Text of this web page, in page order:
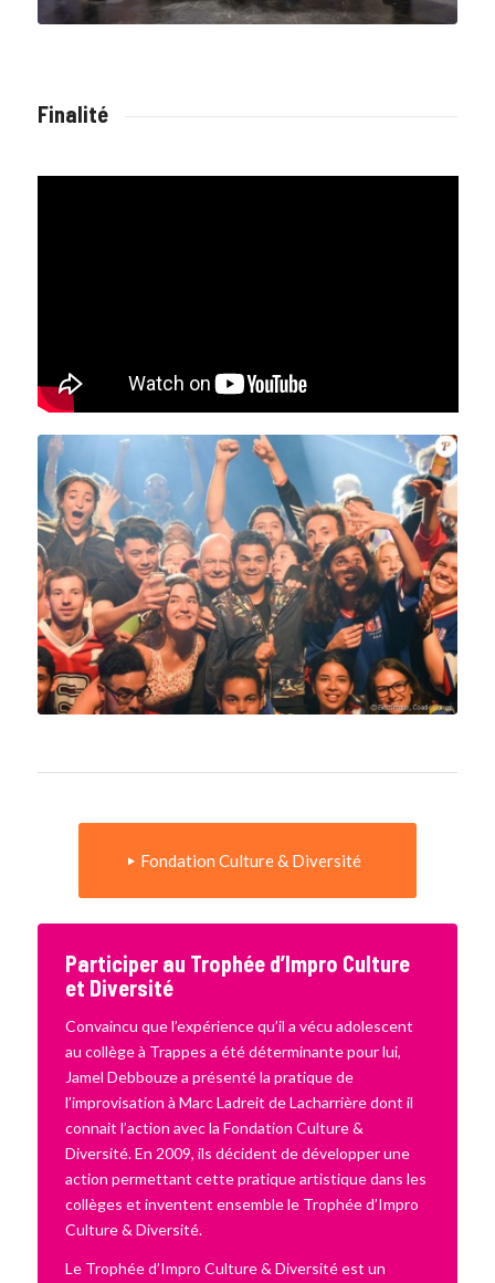
Finalité
Fondation Culture & Diversité
Participer au Trophée d’Impro Culture
et Diversité
Convaincu que l’expérience qu’il a vécu adolescent
au collège à Trappes a été déterminante pour lui,
Jamel Debbouze a présenté la pratique de
l’improvisation à Marc Ladreit de Lacharrière dont il
connait l’action avec la Fondation Culture &
Diversité. En 2009, ils décident de développer une
action permettant cette pratique artistique dans les
collèges et inventent ensemble le Trophée d’Impro
Culture & Diversité.
Le Trophée d’Impro Culture & Diversité est un